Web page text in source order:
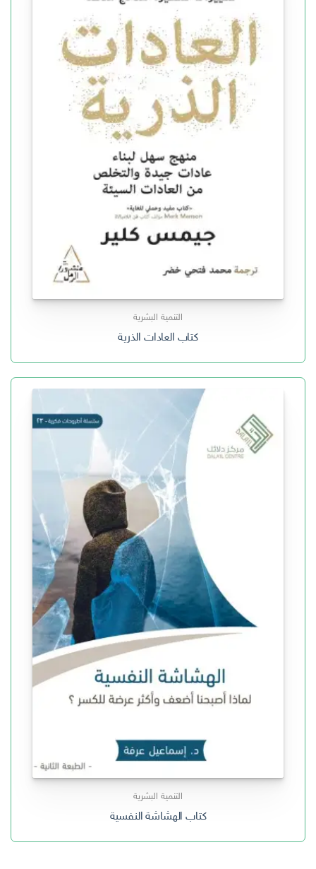
التنمية البشرية
كتاب العادات الذرية
التنمية البشرية
كتاب الهشاشة النفسية